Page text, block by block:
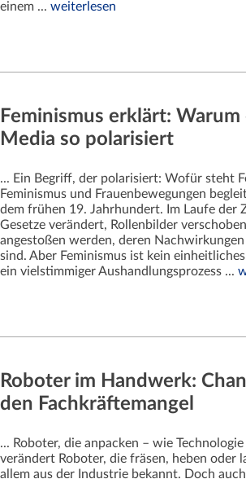
einem ... weiterlesen
Feminismus erklärt: Warum
Media so polarisiert
... Ein Begriff, der polarisiert: Wofür steht
Feminismus und Frauenbewegungen
dem frühen 19. Jahrhundert. Im Laufe der
Gesetze verändert, Rollenbilder
angestoßen werden, deren
sind. Aber Feminismus ist kein
ein vielstimmiger Aushandlungsprozess ...
Roboter im Handwerk:
den Fachkräftemangel
... Roboter, die anpacken – wie
verändert Roboter, die fräsen, heben oder
allem aus der Industrie bekannt. Doch